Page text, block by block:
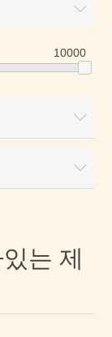
10000
는 제